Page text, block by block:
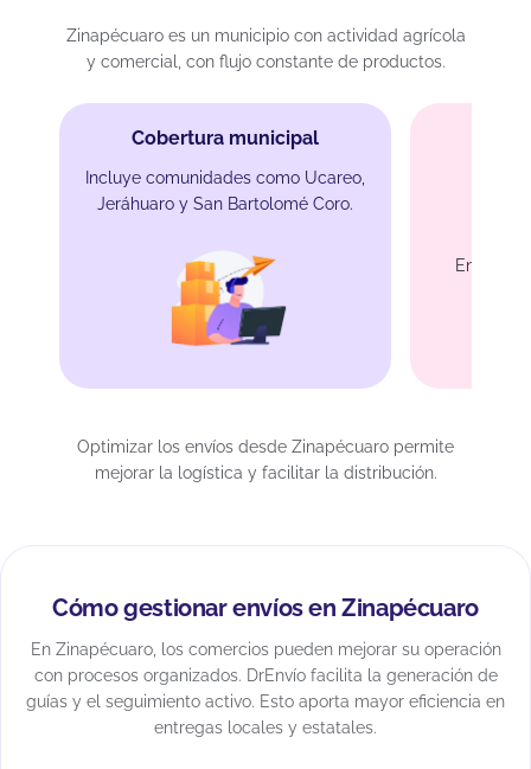
Zinapécuaro es un municipio con actividad agrícola
y comercial, con flujo constante de productos.
Cobertura municipal
Incluye comunidades como Ucareo,
Jeráhuaro y San Bartolomé Coro.
Entrega
Optimizar los envíos desde Zinapécuaro permite
mejorar la logística y facilitar la distribución.
Cómo gestionar envíos en Zinapécuaro
En Zinapécuaro, los comercios pueden mejorar su operación
con procesos organizados. DrEnvío facilita la generación de
guías y el seguimiento activo. Esto aporta mayor eficiencia en
entregas locales y estatales.